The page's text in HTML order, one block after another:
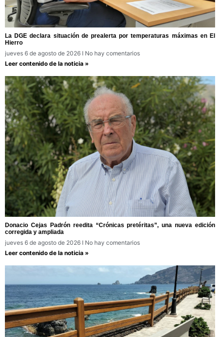
La DGE declara situación de prealerta por temperaturas máximas en El
Hierro
jueves 6 de agosto de 2026
No hay comentarios
Leer contenido de la noticia »
Donacio Cejas Padrón reedita “Crónicas pretéritas”, una nueva edición
corregida y ampliada
jueves 6 de agosto de 2026
No hay comentarios
Leer contenido de la noticia »